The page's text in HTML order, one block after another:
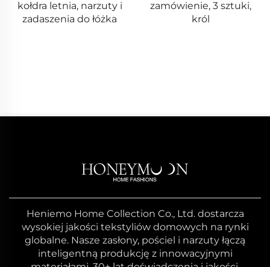
kołdra letnia, narzuty i
zadaszenia do łóżka
zamówienie, 3 sztuki,
król
Heniemo Home Collection Co., Ltd. dostarcza
wysokiej jakości tekstyliów domowych na rynki
globalne. Nasze zasłony, pościel i narzuty łączą
inteligentną produkcję z innowacyjnymi